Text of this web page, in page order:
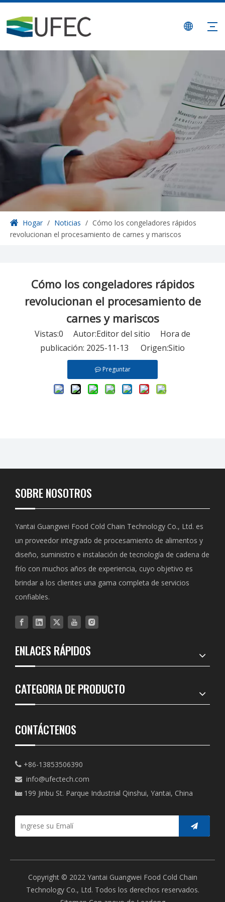
Hogar / Noticias / Cómo los congeladores rápidos
revolucionan el procesamiento de carnes y mariscos
Cómo los congeladores rápidos
revolucionan el procesamiento de
carnes y mariscos
Vistas:0 Autor:Editor del sitio Hora de
publicación: 2025-11-13 Origen:Sitio
Preguntar
SOBRE NOSOTROS
Yantai Guangwei Food Cold Chain Technology Co., Ltd. es
un proveedor integrado de procesamiento de alimentos y
diseño, suministro e instalación de tecnología de cadena de
frío con muchos años de experiencia, cuyo objetivo es
brindar a los clientes una gama completa de servicios
confiables.
ENLACES RÁPIDOS
CATEGORIA DE PRODUCTO
CONTÁCTENOS
 +86-13853506390
 info@ufectech.com
 199 Jinbu St. Parque Industrial Qinshui, Yantai, China
Copyright © 2022 Yantai Guangwei Food Cold Chain
Technology Co., Ltd. Todos los derechos reservados.